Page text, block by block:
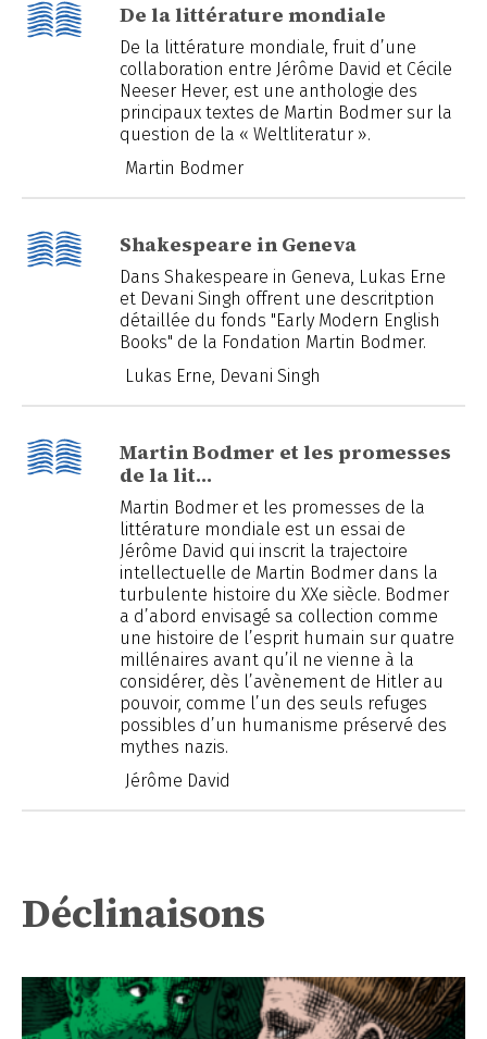
De la littérature mondiale
De la littérature mondiale, fruit d’une
collaboration entre Jérôme David et Cécile
Neeser Hever, est une anthologie des
principaux textes de Martin Bodmer sur la
question de la « Weltliteratur ».
Martin Bodmer
Shakespeare in Geneva
Dans Shakespeare in Geneva, Lukas Erne
et Devani Singh offrent une descritption
détaillée du fonds "Early Modern English
Books" de la Fondation Martin Bodmer.
Lukas Erne, Devani Singh
Martin Bodmer et les promesses
de la lit…
Martin Bodmer et les promesses de la
littérature mondiale est un essai de
Jérôme David qui inscrit la trajectoire
intellectuelle de Martin Bodmer dans la
turbulente histoire du XXe siècle. Bodmer
a d’abord envisagé sa collection comme
une histoire de l’esprit humain sur quatre
millénaires avant qu’il ne vienne à la
considérer, dès l’avènement de Hitler au
pouvoir, comme l’un des seuls refuges
possibles d’un humanisme préservé des
mythes nazis.
Jérôme David
Déclinaisons